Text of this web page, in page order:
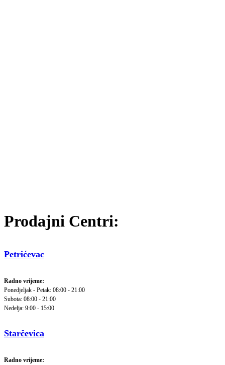
Prodajni Centri:
Petrićevac
Radno vrijeme:
Ponedjeljak - Petak: 08:00 - 21:00
Subota: 08:00 - 21:00
Nedelja: 9:00 - 15:00
Starčevica
Radno vrijeme: